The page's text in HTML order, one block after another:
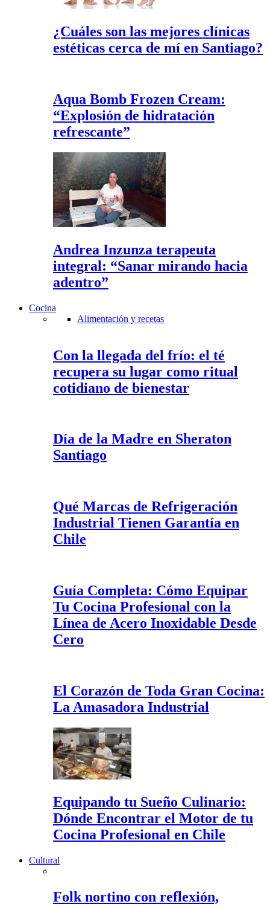
¿Cuáles son las mejores clínicas
estéticas cerca de mí en Santiago?
Aqua Bomb Frozen Cream:
“Explosión de hidratación
refrescante”
Andrea Inzunza terapeuta
integral: “Sanar mirando hacia
adentro”
Cocina
Alimentación y recetas
Con la llegada del frío: el té
recupera su lugar como ritual
cotidiano de bienestar
Día de la Madre en Sheraton
Santiago
Qué Marcas de Refrigeración
Industrial Tienen Garantía en
Chile
Guía Completa: Cómo Equipar
Tu Cocina Profesional con la
Línea de Acero Inoxidable Desde
Cero
El Corazón de Toda Gran Cocina:
La Amasadora Industrial
Equipando tu Sueño Culinario:
Dónde Encontrar el Motor de tu
Cocina Profesional en Chile
Cultural
Folk nortino con reflexión,